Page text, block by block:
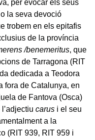
per evocar els seus
la seva devoció
trobem en els epitafis
de la província
/benemeritus, que
de Tarragona (RIT
dedicada a Teodora
fora de Catalunya, en
de Fantova (Osca)
carus i el seu
a la
(RIT 939, RIT 959 i